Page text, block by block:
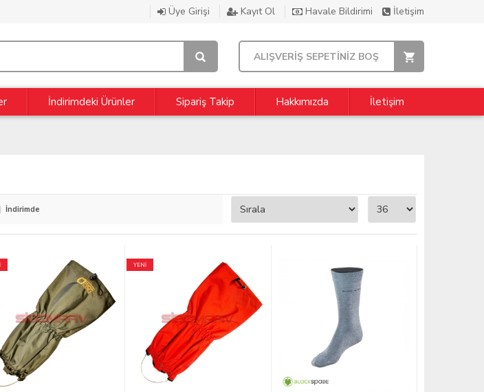
Üye Girişi Kayıt Ol Havale Bildirimi İletişim
ALIŞVERİŞ SEPETİNİZ BOŞ
İndirimdeki Ürünler Sipariş Takip Hakkımızda İletişim
İndirimde
YENİ